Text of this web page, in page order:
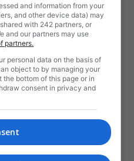
and information from your
and other device data) may
with 242 partners, or
and our partners may use
partners.
personal data on the basis of
object to by managing your
bottom of this page or in
consent in privacy and